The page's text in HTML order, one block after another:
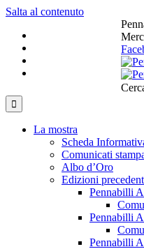
Salta al contenuto
La mostra
Scheda
Comunicati
Albo d’Oro
Edizioni
Pennabilli
Pennabilli
Pennabilli